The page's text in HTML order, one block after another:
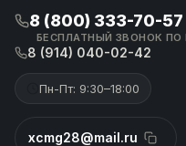
8 (800) 333-70-57
БЕСПЛАТНЫЙ ЗВОНОК ПО
8 (914) 040-02-42
Пн-Пт: 9:30–18:00
xcmg28@mail.ru